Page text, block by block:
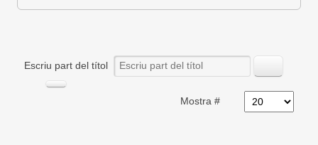
Escriu part del títol
Mostra #